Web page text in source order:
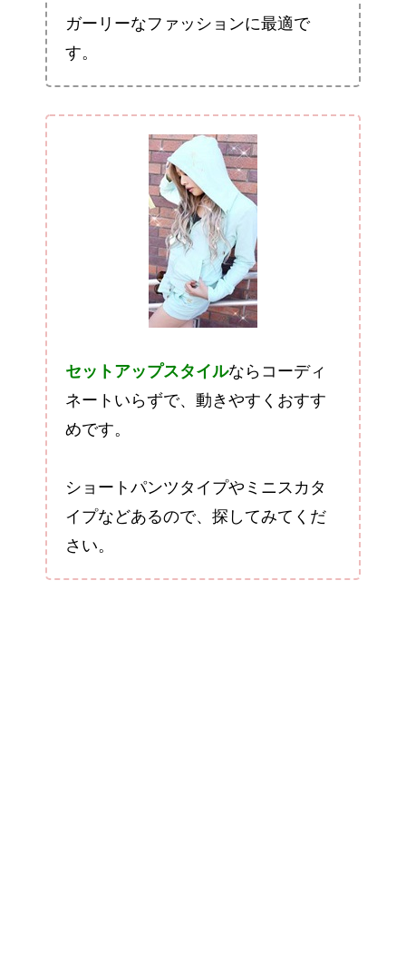
ガーリーなファッションに最適で
す。
セットアップスタイルならコーディ
ネートいらずで、動きやすくおすす
めです。
ショートパンツタイプやミニスカタ
イプなどあるので、探してみてくだ
さい。